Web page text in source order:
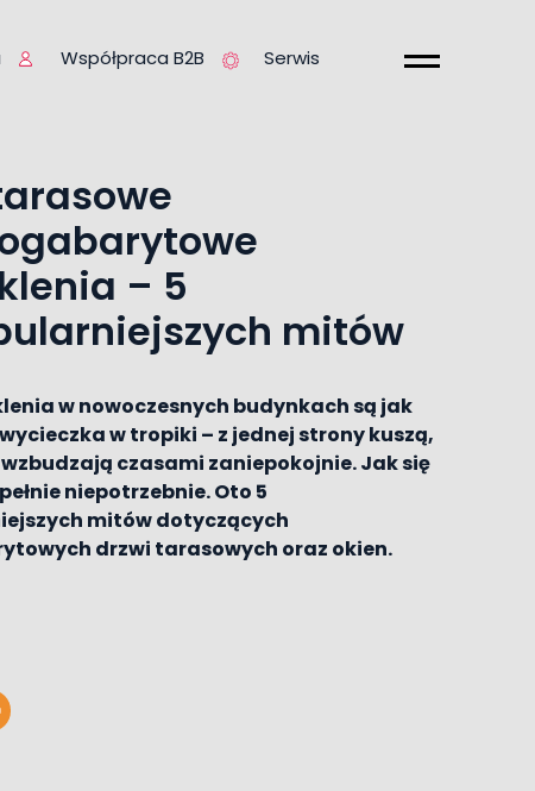
Współpraca B2B Serwis
– 5
mitów
w nowoczesnych budynkach są jak
w tropiki – z jednej strony kuszą,
czasami zaniepokojnie. Jak się
niepotrzebnie. Oto 5
mitów dotyczących
drzwi tarasowych oraz okien.